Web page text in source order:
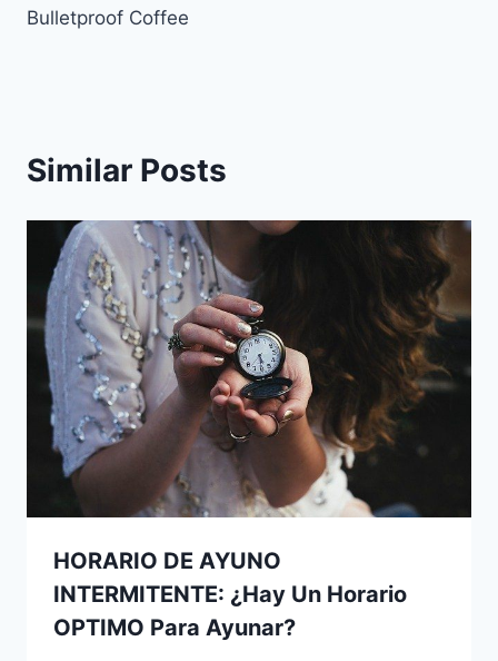
Bulletproof Coffee
Similar Posts
HORARIO DE AYUNO
INTERMITENTE: ¿Hay Un Horario
OPTIMO Para Ayunar?